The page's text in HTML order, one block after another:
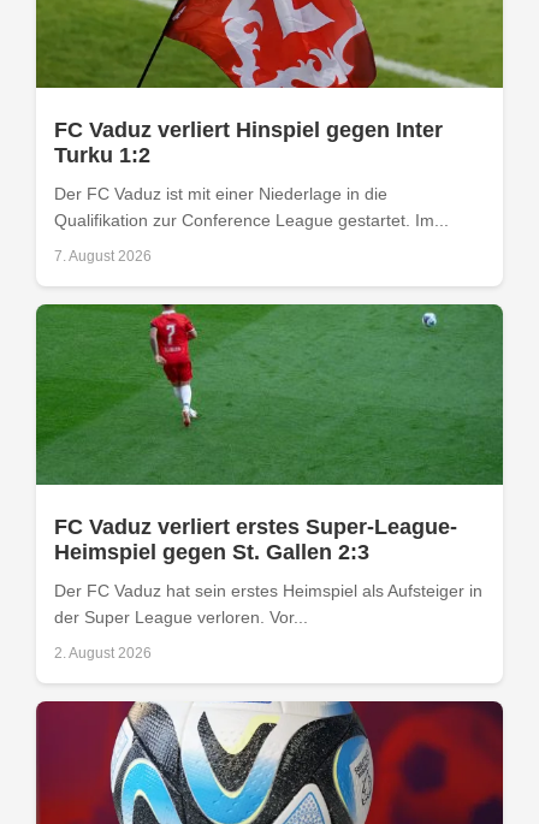
FC Vaduz verliert Hinspiel gegen Inter
Turku 1:2
Der FC Vaduz ist mit einer Niederlage in die
Qualifikation zur Conference League gestartet. Im...
7. August 2026
FC Vaduz verliert erstes Super-League-
Heimspiel gegen St. Gallen 2:3
Der FC Vaduz hat sein erstes Heimspiel als Aufsteiger in
der Super League verloren. Vor...
2. August 2026